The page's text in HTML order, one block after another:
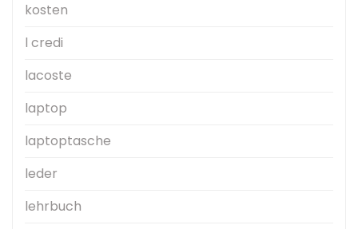
kosten
l credi
lacoste
laptop
laptoptasche
leder
lehrbuch